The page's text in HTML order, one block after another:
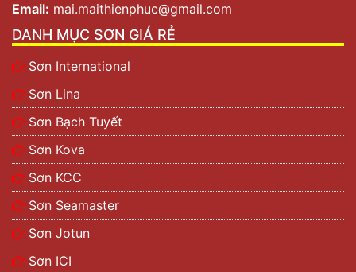
Email: mai.maithienphuc@gmail.com
DANH MỤC SƠN GIÁ RẺ
Sơn International
Sơn Lina
Sơn Bạch Tuyết
Sơn Kova
Sơn KCC
Sơn Seamaster
Sơn Jotun
Sơn ICI